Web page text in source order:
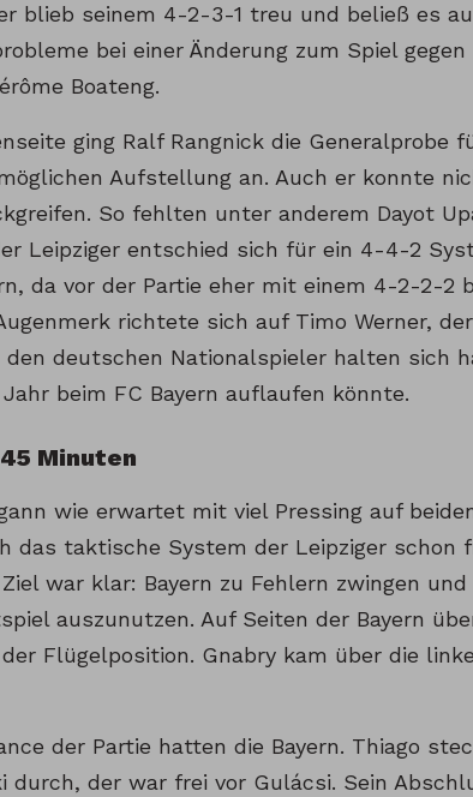
blieb seinem 4-2-3-1 treu und beließ es
bei einer Änderung zum Spiel
Boateng.
ging Ralf Rangnick die Generalprobe
Aufstellung an. Auch er konnte
So fehlten unter anderem Dayot
Leipziger entschied sich für ein 4-4-2
da vor der Partie eher mit einem 4-2-2-2
richtete sich auf Timo Werner,
deutschen Nationalspieler halten sich
beim FC Bayern auflaufen könnte.
Minuten
wie erwartet mit viel Pressing auf
das taktische System der Leipziger schon
war klar: Bayern zu Fehlern zwingen
auszunutzen. Auf Seiten der Bayern
Flügelposition. Gnabry kam über die
der Partie hatten die Bayern. Thiago
durch, der war frei vor Gulácsi. Sein